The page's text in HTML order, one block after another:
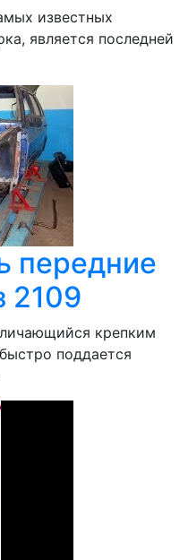
известных
является последней
передние
2109
крепким
поддается